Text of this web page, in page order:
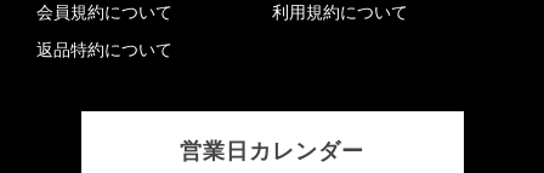
会員規約について
返品特約について
利用規約について
営業日カレンダー